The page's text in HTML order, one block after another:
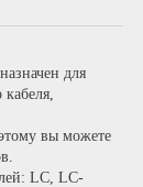
для
вы можете
LC, LC-